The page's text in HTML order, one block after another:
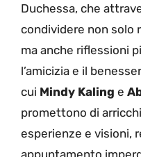
Duchessa, che
condividere non solo
ma anche riflessioni
l’amicizia e il
cui Mindy Kaling e
promettono di
esperienze e visioni,
appuntamento